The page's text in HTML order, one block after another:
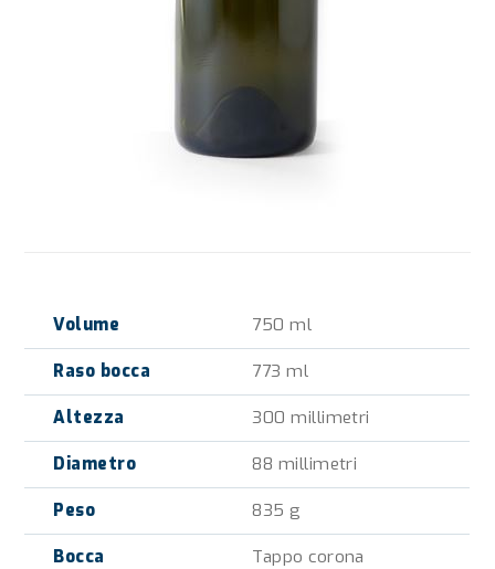
Volume 750 ml
Raso bocca 773 ml
Altezza 300 millimetri
Diametro 88 millimetri
Peso 835 g
Bocca Tappo corona